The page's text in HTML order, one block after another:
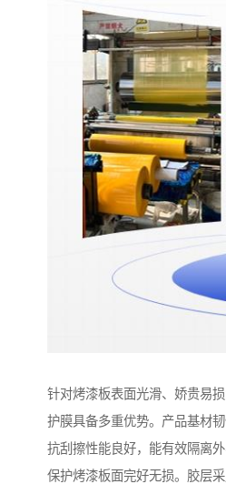
针对烤漆板表面光滑、娇贵易
护膜具备多重优势。产品基材韧
抗刮擦性能良好，能有效隔离外
保护烤漆板面完好无损。胶层